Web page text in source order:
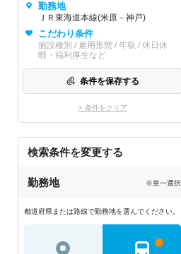
勤務地
ＪＲ東海道本線(米原－神戸)
こだわり条件
施設種別 / 雇用形態 / 年収 / 休日休
暇・福利厚生など
条件を保存する
× 条件をクリア
検索条件を変更する
勤務地 ※単一選択
都道府県または路線で勤務地を選んでください。